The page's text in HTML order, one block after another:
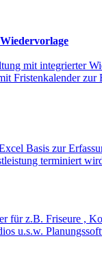
mit integrierter
Fristenkalender zur
Basis zur
terminiert
für z.B. Friseure ,
u.s.w.